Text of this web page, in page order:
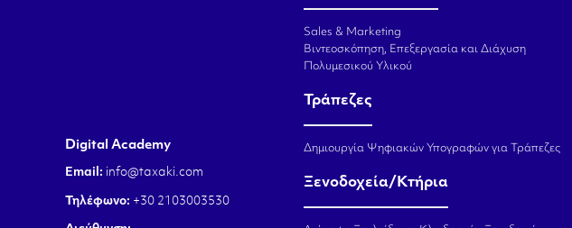
Sales & Marketing
Βιντεοσκόπηση, Επεξεργασία και Διάχυση
Πολυμεσικού Υλικού
Τράπεζες
Δημιουργία Ψηφιακών Υπογραφών για Τράπεζες
Ξενοδοχεία/Κτήρια
Digital Academy
Email: info@taxaki.com
Τηλέφωνο: +30 2103003530